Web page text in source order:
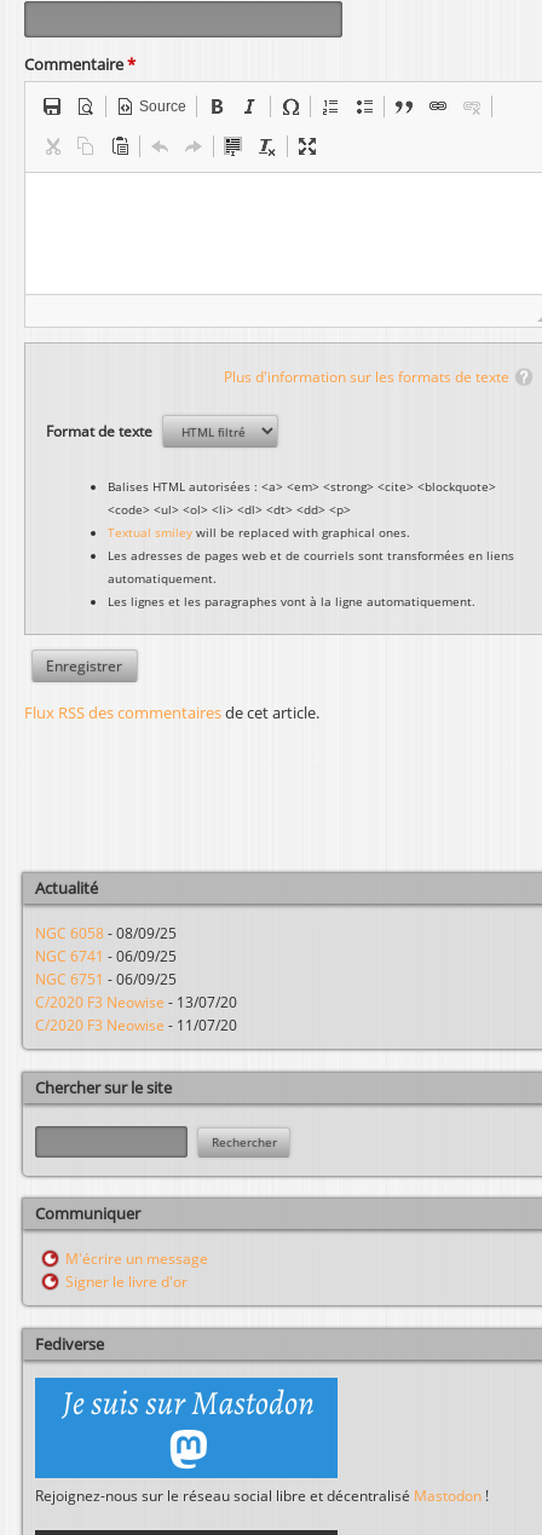
Commentaire*
Source
Plus d'information sur les formats de texte
Format de texte
Balises HTML autorisées : <a> <em> <strong> <cite> <blockquote>
<code> <ul> <ol> <li> <dl> <dt> <dd> <p>
Textual smiley will be replaced with graphical ones.
Les adresses de pages web et de courriels sont transformées en liens
automatiquement.
Les lignes et les paragraphes vont à la ligne automatiquement.
Flux RSS des commentairesde cet article.
Actualité
NGC 6058 - 08/09/25
NGC 6741 - 06/09/25
NGC 6751 - 06/09/25
C/2020 F3 Neowise - 13/07/20
C/2020 F3 Neowise - 11/07/20
Chercher sur le site
R
e
c
h
e
h
r
Communiquer
M'écrire un message
Signer le livre d'or
Fediverse
Rejoignez-nous sur le réseau social libre et décentralisé Mastodon !